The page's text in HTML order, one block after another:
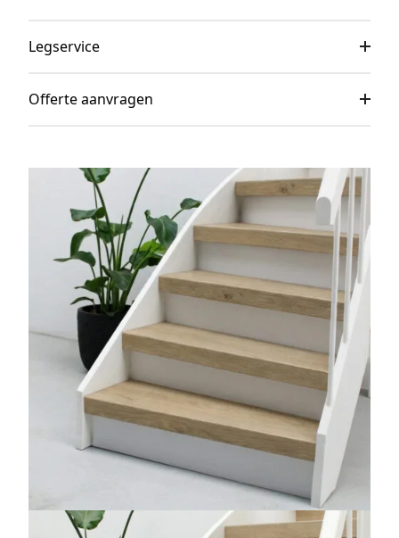
Legservice
Offerte aanvragen